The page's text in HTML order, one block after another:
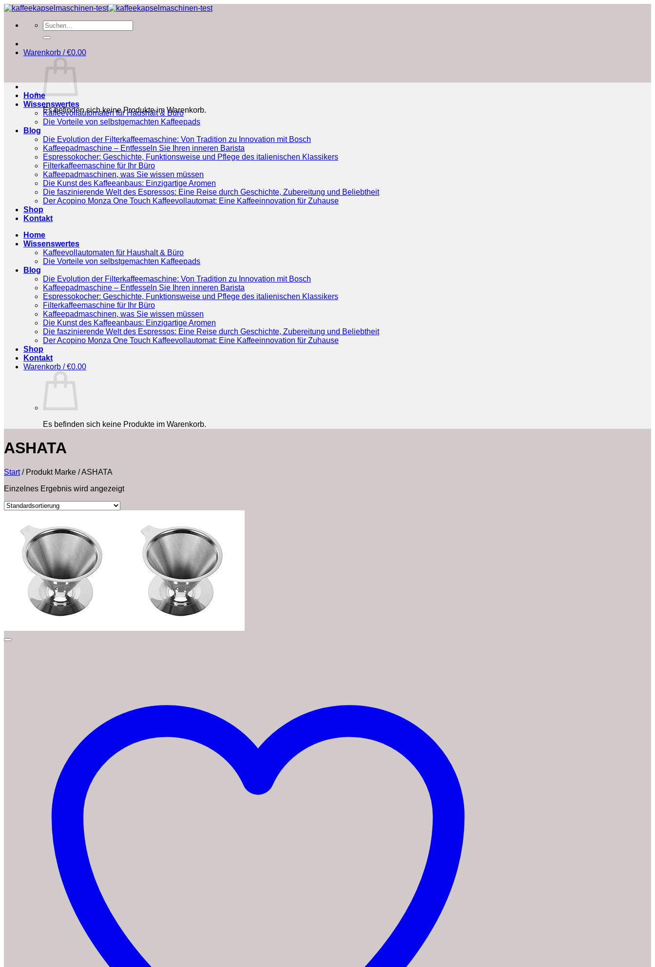
Zum
springen
Suchen
nach:
Warenkorb /€0.00
Es befinden sich keine Produkte im Warenkorb.
Home
Wissenswertes
Kaffeevollautomaten für Haushalt & Büro
Die Vorteile von selbstgemachten Kaffeepads
Blog
Die Evolution der Filterkaffeemaschine: Von Tradition zu Innovation mit Bosch
Kaffeepadmaschine – Entfesseln Sie Ihren inneren Barista
Espressokocher: Geschichte, Funktionsweise und Pflege des italienischen Klassikers
Filterkaffeemaschine für Ihr Büro
Kaffeepadmaschinen, was Sie wissen müssen
Die Kunst des Kaffeeanbaus: Einzigartige Aromen
Die faszinierende Welt des Espressos: Eine Reise durch Geschichte, Zubereitung und Beliebtheit
Der Acopino Monza One Touch Kaffeevollautomat: Eine Kaffeeinnovation für Zuhause
Shop
Kontakt
Home
Wissenswertes
Kaffeevollautomaten für Haushalt & Büro
Die Vorteile von selbstgemachten Kaffeepads
Blog
Die Evolution der Filterkaffeemaschine: Von Tradition zu Innovation mit Bosch
Kaffeepadmaschine – Entfesseln Sie Ihren inneren Barista
Espressokocher: Geschichte, Funktionsweise und Pflege des italienischen Klassikers
Filterkaffeemaschine für Ihr Büro
Kaffeepadmaschinen, was Sie wissen müssen
Die Kunst des Kaffeeanbaus: Einzigartige Aromen
Die faszinierende Welt des Espressos: Eine Reise durch Geschichte, Zubereitung und Beliebtheit
Der Acopino Monza One Touch Kaffeevollautomat: Eine Kaffeeinnovation für Zuhause
Shop
Kontakt
Warenkorb /€0.00
Es befinden sich keine Produkte im Warenkorb.
‎ASHATA
Start /Produkt Marke /‎ASHATA
Einzelnes Ergebnis wird angezeigt